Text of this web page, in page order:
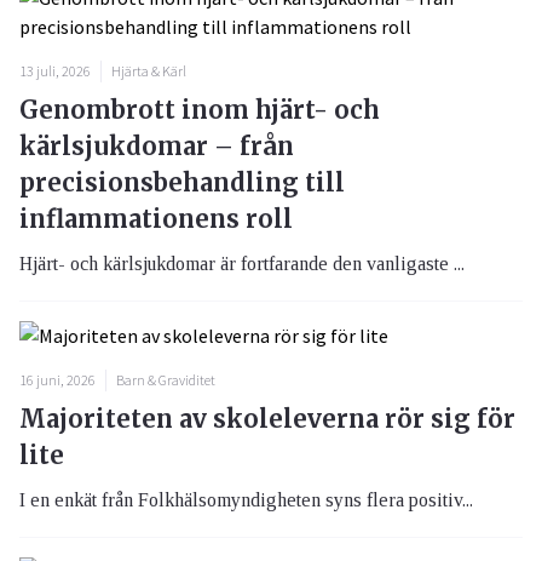
13 juli, 2026 Hjärta & Kärl
Genombrott inom hjärt- och
kärlsjukdomar – från
precisionsbehandling till
inflammationens roll
Hjärt- och kärlsjukdomar är fortfarande den vanligaste ...
16 juni, 2026 Barn & Graviditet
Majoriteten av skoleleverna rör sig för
lite
I en enkät från Folkhälsomyndigheten syns flera positiv...